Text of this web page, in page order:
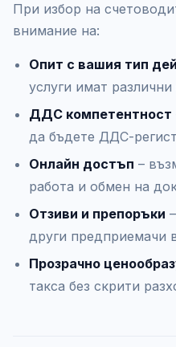
При избор на
внимание на:
Опит с вашия тип
услуги имат
ДДС компетентност
да бъдете ДДС-
Онлайн достъп –
работа и обмен на
Отзиви и препоръки
други предприемачи
Прозрачно
такса без скрити